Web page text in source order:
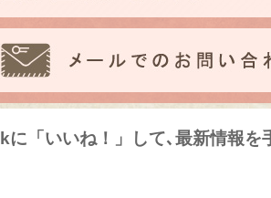
「いいね！」して､最新情報を